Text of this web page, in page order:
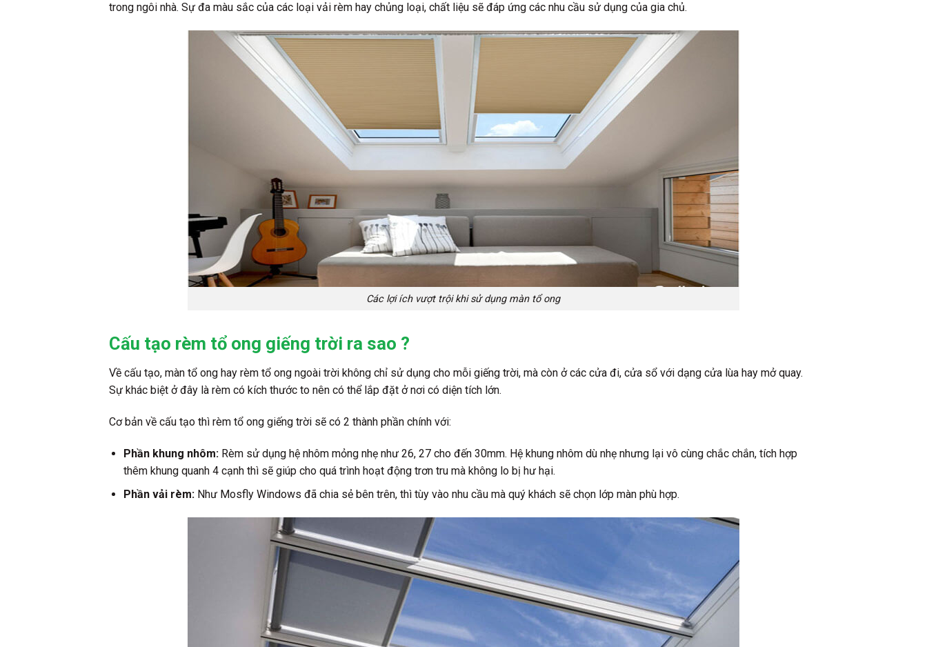
trong ngôi nhà. Sự đa màu sắc của các loại vải rèm hay chủng loại, chất liệu sẽ đáp ứng các nhu cầu sử dụng của gia chủ.
Các lợi ích vượt trội khi sử dụng màn tổ ong
Cấu tạo rèm tổ ong giếng trời ra sao ?
Về cấu tạo, màn tổ ong hay rèm tổ ong ngoài trời không chỉ sử dụng cho mỗi giếng trời, mà còn ở các cửa đi, cửa sổ với dạng cửa lùa hay mở quay.
Sự khác biệt ở đây là rèm có kích thước to nên có thể lắp đặt ở nơi có diện tích lớn.
Cơ bản về cấu tạo thì rèm tổ ong giếng trời sẽ có 2 thành phần chính với:
Phần khung nhôm: Rèm sử dụng hệ nhôm mỏng nhẹ như 26, 27 cho đến 30mm. Hệ khung nhôm dù nhẹ nhưng lại vô cùng chắc chắn, tích hợp
thêm khung quanh 4 cạnh thì sẽ giúp cho quá trình hoạt động trơn tru mà không lo bị hư hại.
Phần vải rèm:Như Mosfly Windows đã chia sẻ bên trên, thì tùy vào nhu cầu mà quý khách sẽ chọn lớp màn phù hợp.